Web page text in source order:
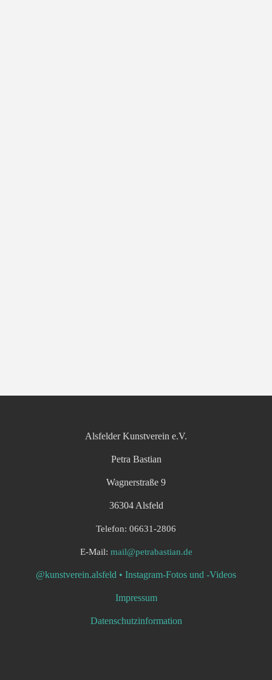
Alsfelder Kunstverein e.V.
Petra Bastian
Wagnerstraße 9
36304 Alsfeld
Telefon: 06631-2806
E-Mail: mail@petrabastian.de
@kunstverein.alsfeld • Instagram-Fotos und -Videos
Impressum
Datenschutzinformation